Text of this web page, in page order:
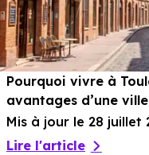
Pourquoi vivre à
avantages d’une
Mis à jour le 28 juillet
Lire l'article